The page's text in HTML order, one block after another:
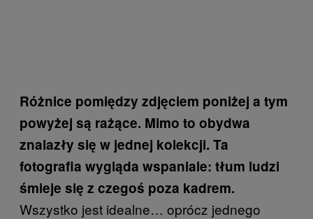
Różnice pomiędzy zdjęciem poniżej a tym
powyżej są rażące. Mimo to obydwa
znalazły się w jednej kolekcji. Ta
fotografia wygląda wspaniale: tłum ludzi
śmieje się z czegoś poza kadrem.
Wszystko jest idealne… oprócz jednego